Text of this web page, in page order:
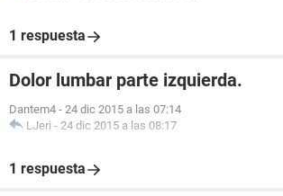
1 respuesta
Dolor lumbar parte izquierda.
Dantem4 - 24 dic 2015 a las 07:14
LJeri - 24 dic 2015 a las 08:17
1 respuesta